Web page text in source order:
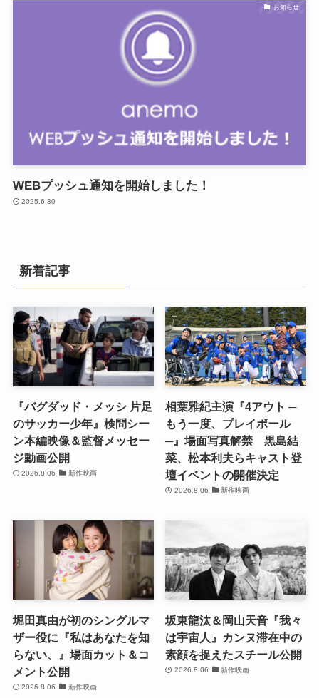
お知らせ
WEBプッシュ通知を開始しました！
2025.6.30
新着記事
『バグダッド・メッシ 片足
のサッカー少年』検問シー
ン本編映像＆監督メッセー
ジ動画公開
2026.8.06 新作映画
相葉雅紀主演『4アウト ─
もう一度、プレイボール
─』場面写真解禁 黒島結
菜、松本利夫らキャスト登
壇イベントの開催決定
2026.8.06 新作映画
堀田真由が初のシングルマ
ザー役に『私はあなたを知
らない、』場面カット＆コ
メント公開
2026.8.06 新作映画
坂東龍汰＆岡山天音『我々
は宇宙人』カンヌ滞在中の
素顔を捉えたスチール公開
2026.8.06 新作映画